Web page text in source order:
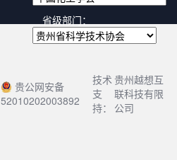
省级部门：
贵公网安备
52010202003892
技术
支
持：
贵州越想互
联科技有限
公司